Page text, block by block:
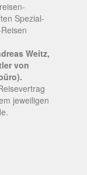
Spezial-
Weitz,
von
jeweiligen